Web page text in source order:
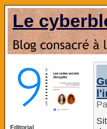
Le
Editorial